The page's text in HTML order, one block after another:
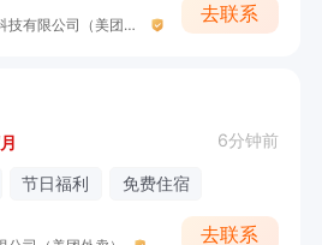
盐城市即美达网络科技有限公司（美团外卖）
去联系
6分钟前
节日福利 免费住宿
去联系